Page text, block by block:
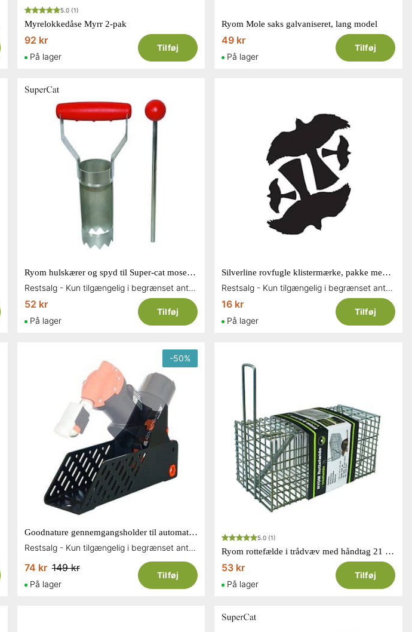
5.0(1)
Myrelokkedåse Myrr 2-pak
92 kr
På lager
Tilføj
Ryom Mole saks galvaniseret, lang model
49 kr
På lager
Tilføj
Ryom hulskærer og spyd til Super-cat mosegrisefælde
Restsalg - Kun tilgængelig i begrænset antal og så længe lager haves
52 kr
På lager
Tilføj
Silverline rovfugle klistermærke, pakke med 4 stk
Restsalg - Kun tilgængelig i begrænset antal og så længe lager haves
16 kr
På lager
Tilføj
-50%
Goodnature gennemgangsholder til automatisk muse-/rottefælde
Restsalg - Kun tilgængelig i begrænset antal og så længe lager haves
74 kr 149 kr
På lager
Tilføj
5.0 (1)
Ryom rottefælde i trådvæv med håndtag 21 cm
53 kr
På lager
Tilføj